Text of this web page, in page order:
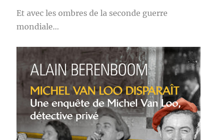
Et avec les ombres de la seconde guerre
mondiale…